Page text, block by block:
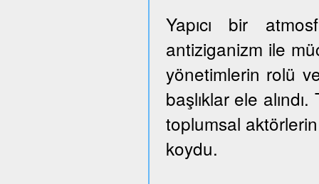
Yapıcı bir
antiziganizm ile
yönetimlerin rolü
başlıklar ele
toplumsal
koydu.